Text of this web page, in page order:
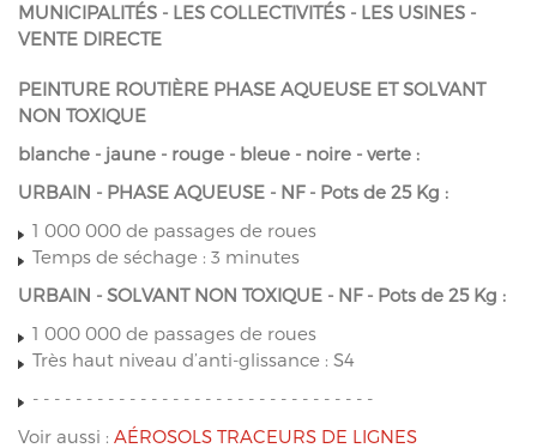
MUNICIPALITÉS - LES COLLECTIVITÉS - LES USINES -
VENTE DIRECTE
PEINTURE ROUTIÈRE PHASE AQUEUSE ET SOLVANT
NON TOXIQUE
blanche - jaune - rouge - bleue - noire - verte :
URBAIN - PHASE AQUEUSE - NF - Pots de 25 Kg :
1 000 000 de passages de roues
Temps de séchage : 3 minutes
URBAIN - SOLVANT NON TOXIQUE - NF - Pots de 25 Kg :
1 000 000 de passages de roues
Très haut niveau d’anti-glissance : S4
- - - - - - - - - - - - - - - - - - - - - - - - - - - - - - - -
Voir aussi : AÉROSOLS TRACEURS DE LIGNES